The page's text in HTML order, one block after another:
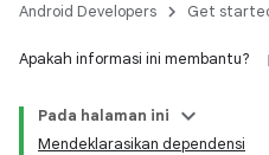
Android Developers Get
Apakah informasi ini membantu?
Pada halaman ini
Mendeklarasikan dependensi